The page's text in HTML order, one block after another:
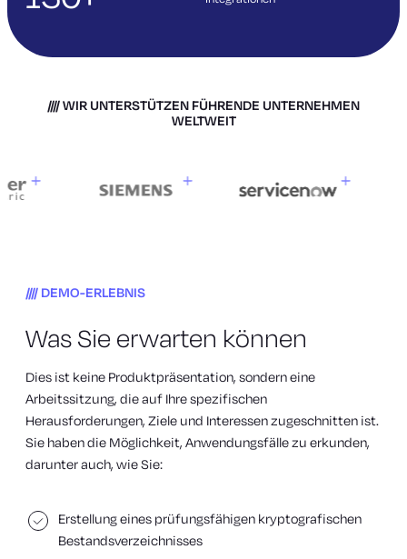
WIR UNTERSTÜTZEN FÜHRENDE UNTERNEHMEN
WELTWEIT
DEMO-ERLEBNIS
Was Sie erwarten können
Dies ist keine Produktpräsentation, sondern eine
Arbeitssitzung, die auf Ihre spezifischen
Herausforderungen, Ziele und Interessen zugeschnitten ist.
Sie haben die Möglichkeit, Anwendungsfälle zu erkunden,
darunter auch, wie Sie:
Erstellung eines prüfungsfähigen kryptografischen
Bestandsverzeichnisses